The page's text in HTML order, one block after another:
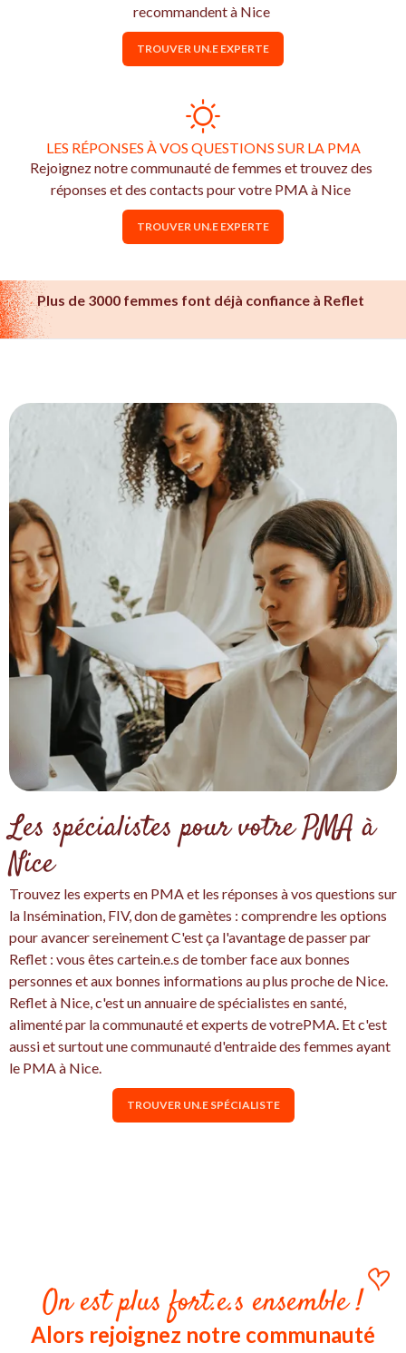
recommandent à Nice
TROUVER UN.E EXPERTE
LES RÉPONSES À VOS QUESTIONS SUR LA PMA
Rejoignez notre communauté de femmes et trouvez des
réponses et des contacts pour votre PMA à Nice
TROUVER UN.E EXPERTE
Plus de 3000 femmes font déjà confiance à Reflet
Les spécialistes pour votre PMA à
Nice
Trouvez les experts en PMA et les réponses à vos questions sur
la Insémination, FIV, don de gamètes : comprendre les options
pour avancer sereinement C'est ça l'avantage de passer par
Reflet : vous êtes cartein.e.s de tomber face aux bonnes
personnes et aux bonnes informations au plus proche de Nice.
Reflet à Nice, c'est un annuaire de spécialistes en santé,
alimenté par la communauté et experts de votrePMA. Et c'est
aussi et surtout une communauté d'entraide des femmes ayant
le PMA à Nice.
TROUVER UN.E SPÉCIALISTE
On est plus fort.e.s ensemble !
Alors rejoignez notre communauté